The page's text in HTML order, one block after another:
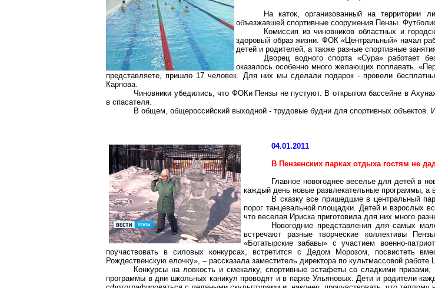
На каток, организованный на
объезжавшей спортивные сооружения Пензы.
Комиссия из чиновников областных и
здоровый образ жизни. ФОК «Центральный» начал
детей и родителей, а также разные спортивные
Дворец водного спорта «Сура» работает
оказалось особенно много желающих поплавать.
представляете, пришло 17 человек. Для них мы сделали подарок - провели
Карпова.
Чиновники убедились, что ФОКи Пензы не пустуют. В открытом бассейне в
в спасателя.
В общем, общероссийский выходной - трудовые будни для спортивных
04.01.2011
В Пензенских парках отдыха гостям не
Главное новогоднее веселье для детей в
каждый день новые развлекательные программы, а
В сказку все пришедшие в центральный
порог танцевальной площадки. Детей и взрослых
что веселая Ириска приготовила для них много
Новогодние представления для самых
встречают разные творческие коллективы
«Богатырские забавы» с участием военно-
поучаствовать в силовых конкурсах, встретится с Дедом Морозом, посвистеть
Рождественскую елочку», – рассказала заместитель директора по культмассовой
Конкурсы на ловкость и смекалку, спортивные эстафеты со сладкими
программы в дни школьных каникул проводят и в парке Ульяновых. Дети и родители